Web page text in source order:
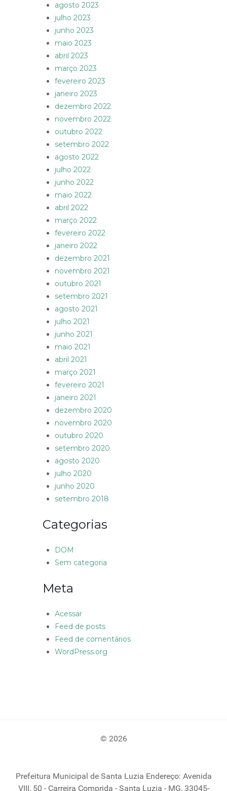
agosto 2023
julho 2023
junho 2023
maio 2023
abril 2023
março 2023
fevereiro 2023
janeiro 2023
dezembro 2022
novembro 2022
outubro 2022
setembro 2022
agosto 2022
julho 2022
junho 2022
maio 2022
abril 2022
março 2022
fevereiro 2022
janeiro 2022
dezembro 2021
novembro 2021
outubro 2021
setembro 2021
agosto 2021
julho 2021
junho 2021
maio 2021
abril 2021
março 2021
fevereiro 2021
janeiro 2021
dezembro 2020
novembro 2020
outubro 2020
setembro 2020
agosto 2020
julho 2020
junho 2020
setembro 2018
Categorias
DOM
Sem categoria
Meta
Acessar
Feed de posts
Feed de comentários
WordPress.org
© 2026
Prefeitura Municipal de Santa Luzia Endereço: Avenida
VIII, 50 - Carreira Comprida - Santa Luzia - MG, 33045-